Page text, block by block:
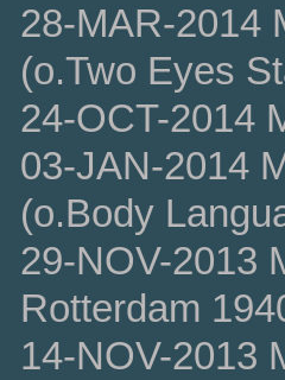
28-MAR-2014
(o.Two Eyes
24-OCT-2014
03-JAN-2014
(o.Body
29-NOV-2013
Rotterdam
14-NOV-2013